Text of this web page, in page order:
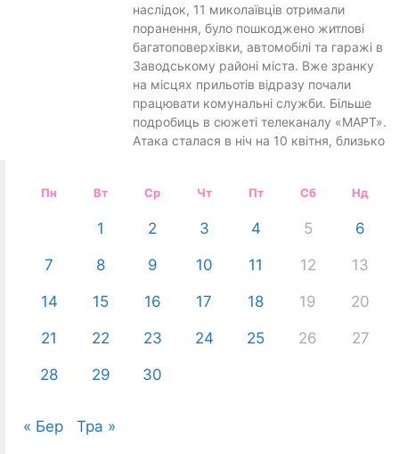
наслідок, 11 миколаївців отримали
поранення, було пошкоджено житлові
багатоповерхівки, автомобілі та гаражі в
Заводському районі міста. Вже зранку
на місцях прильотів відразу почали
працювати комунальні служби. Більше
подробиць в сюжеті телеканалу «МАРТ».
Атака сталася в ніч на 10 квітня, близько
Пн Вт Ср Чт Пт Сб Нд
1 2 3 4 5 6
7 8 9 10 11 12 13
14 15 16 17 18 19 20
21 22 23 24 25 26 27
28 29 30
« Бер Тра »